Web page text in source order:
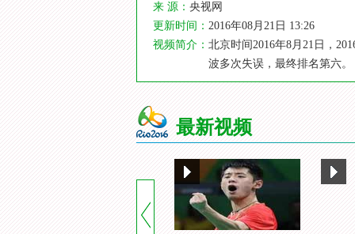
来 源： 央视网
更新时间： 2016年08月21日 13:26
视频简介： 北京时间2016年8月21日，
波多次失误，最终排名第六。
最新视频